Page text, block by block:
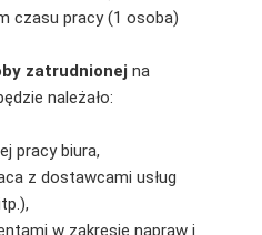
czasu pracy (1 osoba)
zatrudnionej na
należało:
pracy biura,
z dostawcami usług
w zakresie napraw i